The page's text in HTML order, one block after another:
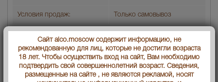
Условия продаж: Только самовывоз
В заявку Цена :3526
Сайт alco.moscow содержит информацию, не
рекомендованную для лиц, которые не достигли возраста
18 лет. Чтобы осуществить вход на сайт, Вам необходимо
подтвердить свой совершеннолетний возраст. Сведения,
размещенные на сайте , не являются рекламой, носят